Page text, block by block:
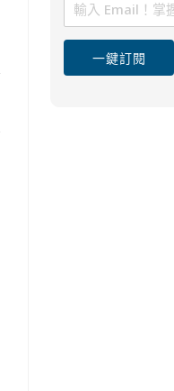
一鍵訂閱